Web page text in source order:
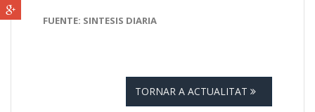
FUENTE: SINTESIS DIARIA
TORNAR A ACTUALITAT